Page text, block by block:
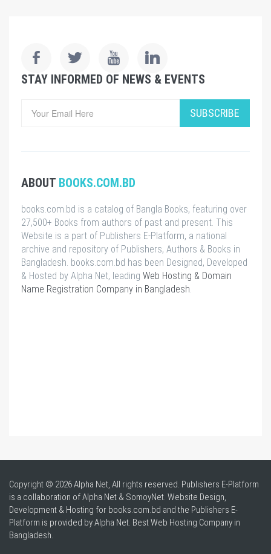
STAY INFORMED OF NEWS & EVENTS
SUBSCRIBE
ABOUT BOOKS.COM.BD
books.com.bd is a catalog of Bangla Books, featuring over
27,500+ Books from authors of past and present. This
Website is a part of Publishers E-Platform, a national
archive and repository of Publishers, Authors & Books in
Bangladesh. books.com.bd has been Designed, Developed
& Hosted by Alpha Net, leading Web Hosting & Domain
Name Registration Company in Bangladesh
Copyright © 2026 Alpha Net, All rights reserved. Publishers E-Platform
is a collaboration of Alpha Net & SomoyNet. Website Design,
Development & Hosting for books.com.bd and the Publishers E-
Platform is provided by Alpha Net. BestWeb Hosting Company in
Bangladesh.